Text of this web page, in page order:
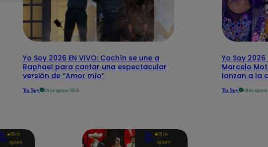
Yo Soy 2026 EN VIVO: Cachín se une a
Raphael para cantar una espectacular
versión de “Amor mío”
Yo Soy 08 de agosto 2026
Yo Soy 2026
Marcelo
lanzan a la
Yo Soy 08 de
08 de
agosto
Yo
Soy
08 de
agosto